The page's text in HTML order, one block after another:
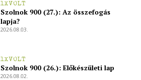
1XVOLT
Szolnok 900 (27.): Az összefogás
lapja?
2026.08.03.
1XVOLT
Szolnok 900 (26.): Előkészületi lap
2026.08.02.